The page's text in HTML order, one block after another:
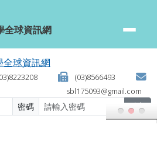
民小學全球資訊網
全球資訊網
(03)8566493
sbl175093@gmail.com
密碼 登入